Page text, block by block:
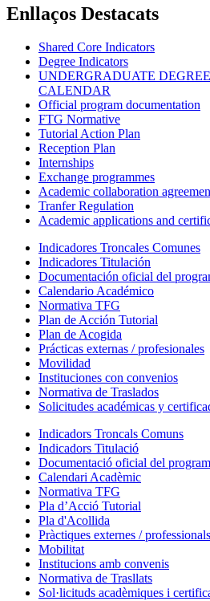
Enllaços Destacats
Shared Core Indicators
Degree Indicators
UNDERGRADUATE
CALENDAR
Official program documentation
FTG Normative
Tutorial Action Plan
Reception Plan
Internships
Exchange programmes
Academic collaboration
Tranfer Regulation
Academic applications and
Indicadores Troncales Comunes
Indicadores Titulación
Documentación oficial del
Calendario Académico
Normativa TFG
Plan de Acción Tutorial
Plan de Acogida
Prácticas externas / profesionales
Movilidad
Instituciones con convenios
Normativa de Traslados
Solicitudes académicas y
Indicadors Troncals Comuns
Indicadors Titulació
Documentació oficial del
Calendari Acadèmic
Normativa TFG
Pla d’Acció Tutorial
Pla d'Acollida
Pràctiques externes / professionals
Mobilitat
Institucions amb convenis
Normativa de Trasllats
Sol·licituds acadèmiques i